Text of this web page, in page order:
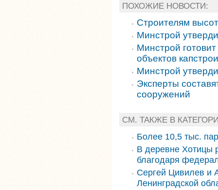
ПОХОЖИЕ НОВОСТИ:
Строителям
Минстрой
Минстрой
объектов
Минстрой
Эксперты
сооружений
СМ. ТАКЖЕ В
Более 10,5 тыс.
В деревне Хотицы
благодаря
Сергей Цивилев и
Ленинградской